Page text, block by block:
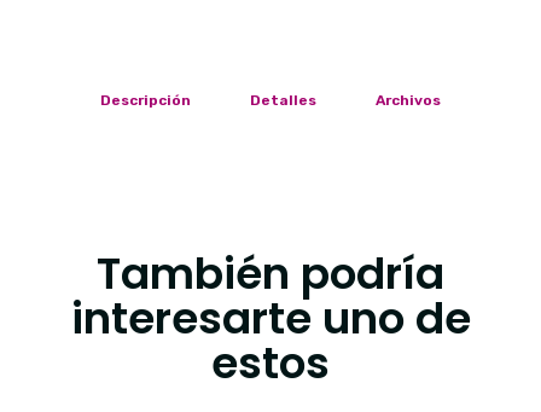
Descripción Detalles Archivos
También podría
interesarte uno de
estos